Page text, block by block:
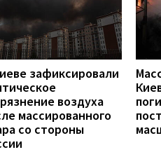
зафиксировали
воздуха
массированного
со стороны